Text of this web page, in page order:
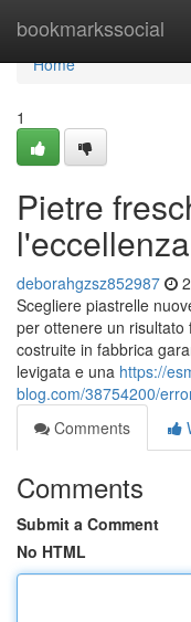
bookmarkssocial
Home
Home
1
Pietre
deborahgzsz852987
Scegliere piastrelle
per ottenere un
costruite in fabbrica
levigata e una https://
blog.com/38754200/
Comments
Comments
Submit a Comment
No HTML